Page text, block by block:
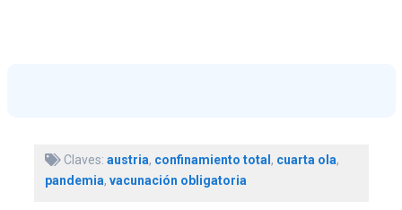
Claves: austria, confinamiento total, cuarta ola,
pandemia, vacunación obligatoria